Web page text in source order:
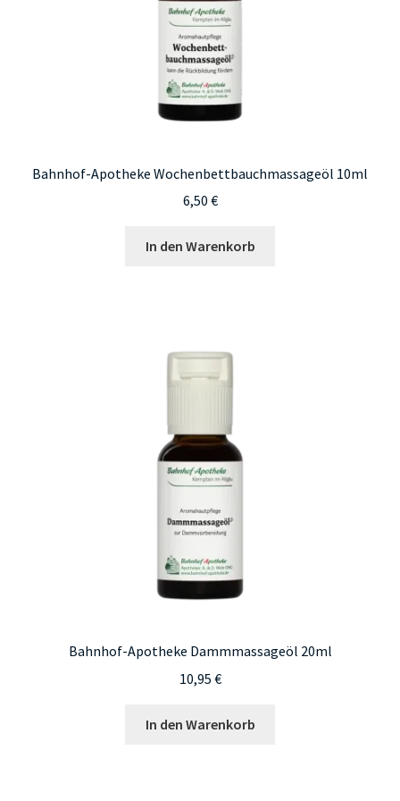
Bahnhof-Apotheke Wochenbettbauchmassageöl 10ml
6,50 €
In den Warenkorb
Bahnhof-Apotheke Dammmassageöl 20ml
10,95 €
In den Warenkorb